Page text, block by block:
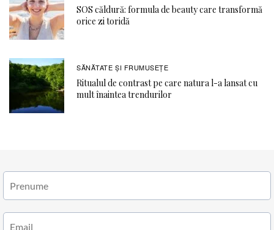
SOS căldură: formula de beauty care transformă
orice zi toridă
SĂNĂTATE ŞI FRUMUSEȚE
Ritualul de contrast pe care natura l-a lansat cu
mult înaintea trendurilor